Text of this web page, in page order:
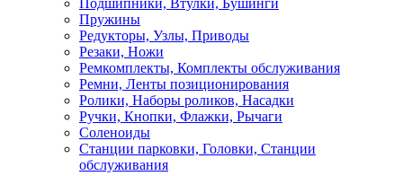
Подшипники, Втулки, Бушинги
Пружины
Редукторы, Узлы, Приводы
Резаки, Ножи
Ремкомплекты, Комплекты обслуживания
Ремни, Ленты позиционирования
Ролики, Наборы роликов, Насадки
Ручки, Кнопки, Флажки, Рычаги
Соленоиды
Станции парковки, Головки, Станции
обслуживания